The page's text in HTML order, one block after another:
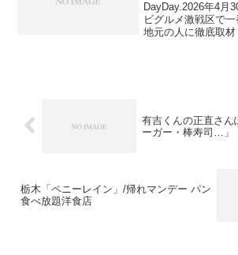
DayDay.2026年4月
ビグルメ激戦区で
地元の人に徹底取
有吉くんの正直さん
ーガー・棒寿司…」
栃木「ペニーレイン」/帰れマンデー パン
食べ放題洋食店